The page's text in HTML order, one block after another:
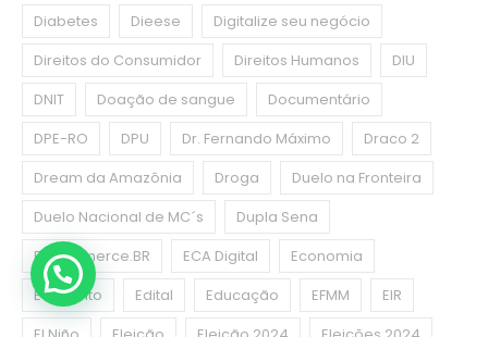
Diabetes
Dieese
Digitalize seu negócio
Direitos do Consumidor
Direitos Humanos
DIU
DNIT
Doação de sangue
Documentário
DPE-RO
DPU Dr. Fernando Máximo
Draco 2
Dream da Amazônia
Droga
Duelo na Fronteira
Duelo Nacional de MC´s
Dupla Sena
E-commerce.BR
ECA Digital
Economia
Ecoponto
Edital Educação EFMM
EIR